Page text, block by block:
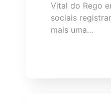
Vital do Rego
sociais
mais uma…